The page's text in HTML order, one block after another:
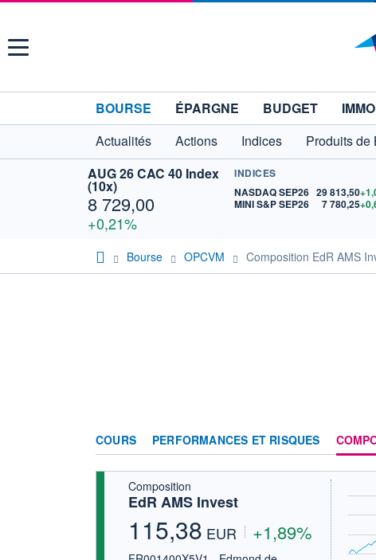
Menu
BOURSE ÉPARGNE BUDGET
Actualités
Actions Indices Produits de
AUG 26 CAC 40 Index
(10x)
8 729,00
+0,21%
INDICES
NASDAQ SEP26 29 813,50
MINI S&P SEP26
7 780,25
Bourse OPCVM Composition EdR AMS
COURS PERFORMANCES ET RISQUES
Composition
EdR AMS Invest
115,38 EUR +1,89%